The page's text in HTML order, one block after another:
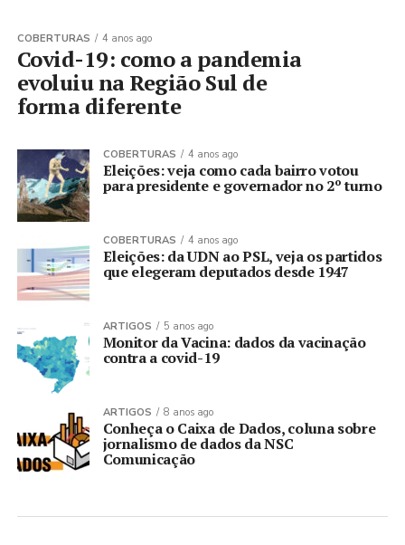
COBERTURAS 4 anos ago
Covid-19: como a pandemia
evoluiu na Região Sul de
forma diferente
COBERTURAS 4 anos ago
Eleições: veja como cada bairro votou
para presidente e governador no 2º turno
COBERTURAS 4 anos ago
Eleições: da UDN ao PSL, veja os partidos
que elegeram deputados desde 1947
ARTIGOS 5 anos ago
Monitor da Vacina: dados da vacinação
contra a covid-19
ARTIGOS 8 anos ago
Conheça o Caixa de Dados, coluna sobre
jornalismo de dados da NSC
Comunicação